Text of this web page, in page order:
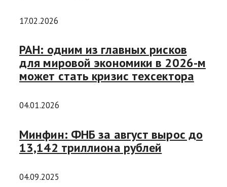
17.02.2026
РАН: одним из главных рисков
для мировой экономики в 2026-м
может стать кризис техсектора
04.01.2026
Минфин: ФНБ за август вырос до
13,142 триллиона рублей
04.09.2025